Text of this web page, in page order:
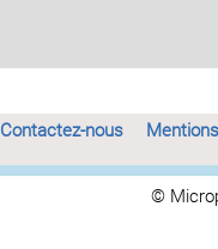
Contactez-nous
©